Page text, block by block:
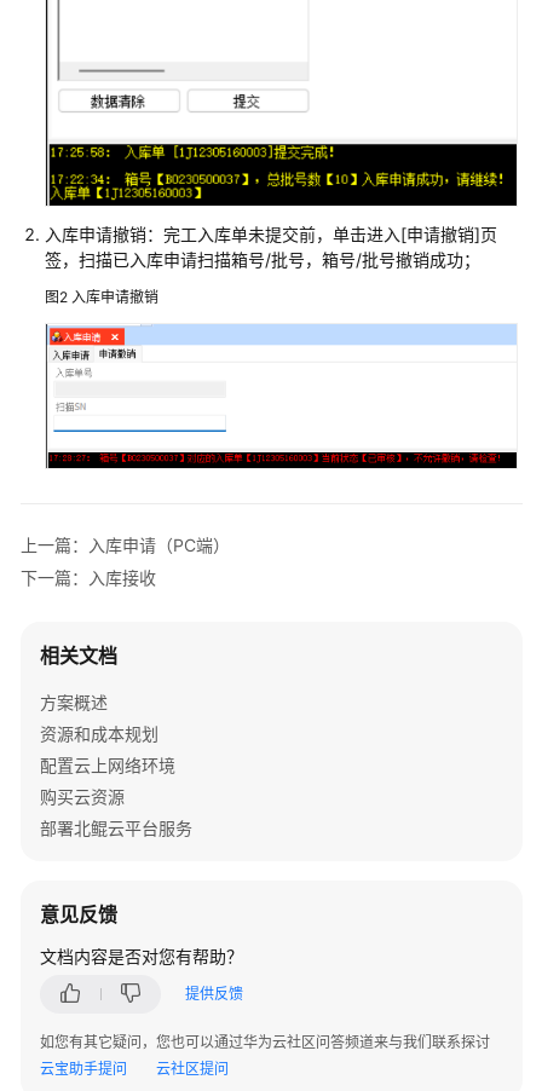
案
美
云
智
数
产
企
划
数
字
化
解
决
天
思
字
化
工
厂
解
决
数
CAXA
研
入库申请撤销：完工入库单未提交前，单击进入[申请撤销]页
签，扫描已入库申请扫描箱号/批号，箱号/批号撤销成功；
图2 入库申请撤销
上一篇：入库申请（PC端）
下一篇：入库接收
相关文档
方案概述
资源和成本规划
配置云上网络环境
购买云资源
部署北鲲云平台服务
意见反馈
文档内容是否对您有帮助？
提供反馈
如您有其它疑问，您也可以通过华为云社区问答频道来与我们联系探讨
云宝助手提问
云社区提问